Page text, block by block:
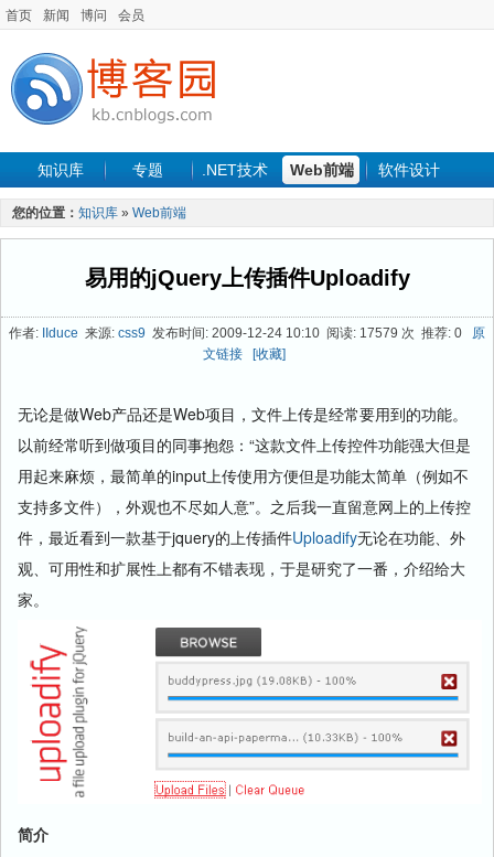
首页 新闻 博问 会员
知识库 专题 .NET技术 Web前端 软件设计
手机开发 软件工程
最新文章
您的位置： 知识库 » Web前端
易用的jQuery上传插件Uploadify
作者: IIduce 来源: css9 发布时间: 2009-12-24 10:10 阅读: 17579 次 推荐: 0 原
文链接
[收藏]
无论是做Web产品还是Web项目，文件上传是经常要用到的功能。
以前经常听到做项目的同事抱怨：“这款文件上传控件功能强大但是
用起来麻烦，最简单的input上传使用方便但是功能太简单（例如不
支持多文件），外观也不尽如人意”。之后我一直留意网上的上传控
件，最近看到一款基于jquery的上传插件Uploadify无论在功能、外
观、可用性和扩展性上都有不错表现，于是研究了一番，介绍给大
家。
简介